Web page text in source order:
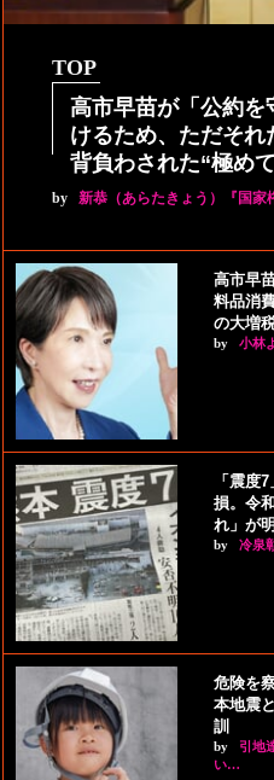
TOP
高市早苗が「公約
けるため、ただそ
背負わされた“極め
by 新恭（あらたきょう）『国
高市早
料品消
の大増
by 小林
「震度
損。令
れ」が
by 冷泉
危険を
本地震
訓
by
引地
い…